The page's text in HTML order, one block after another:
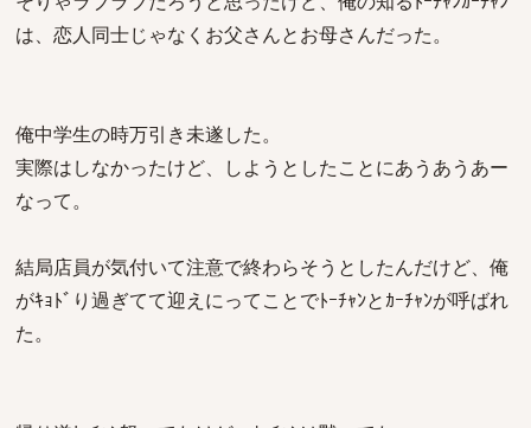
は、恋人同士じゃなくお父さんとお母さんだった。
俺中学生の時万引き未遂した。
実際はしなかったけど、しようとしたことにあうあうあー
なって。
結局店員が気付いて注意で終わらそうとしたんだけど、俺
がｷｮﾄﾞり過ぎてて迎えにってことでﾄｰﾁｬﾝとｶｰﾁｬﾝが呼ばれ
た。